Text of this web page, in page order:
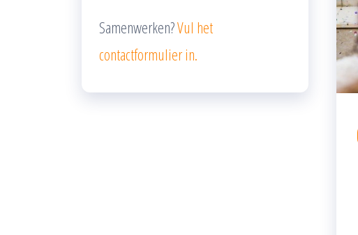
Samenwerken?Vul het
contactformulier in.